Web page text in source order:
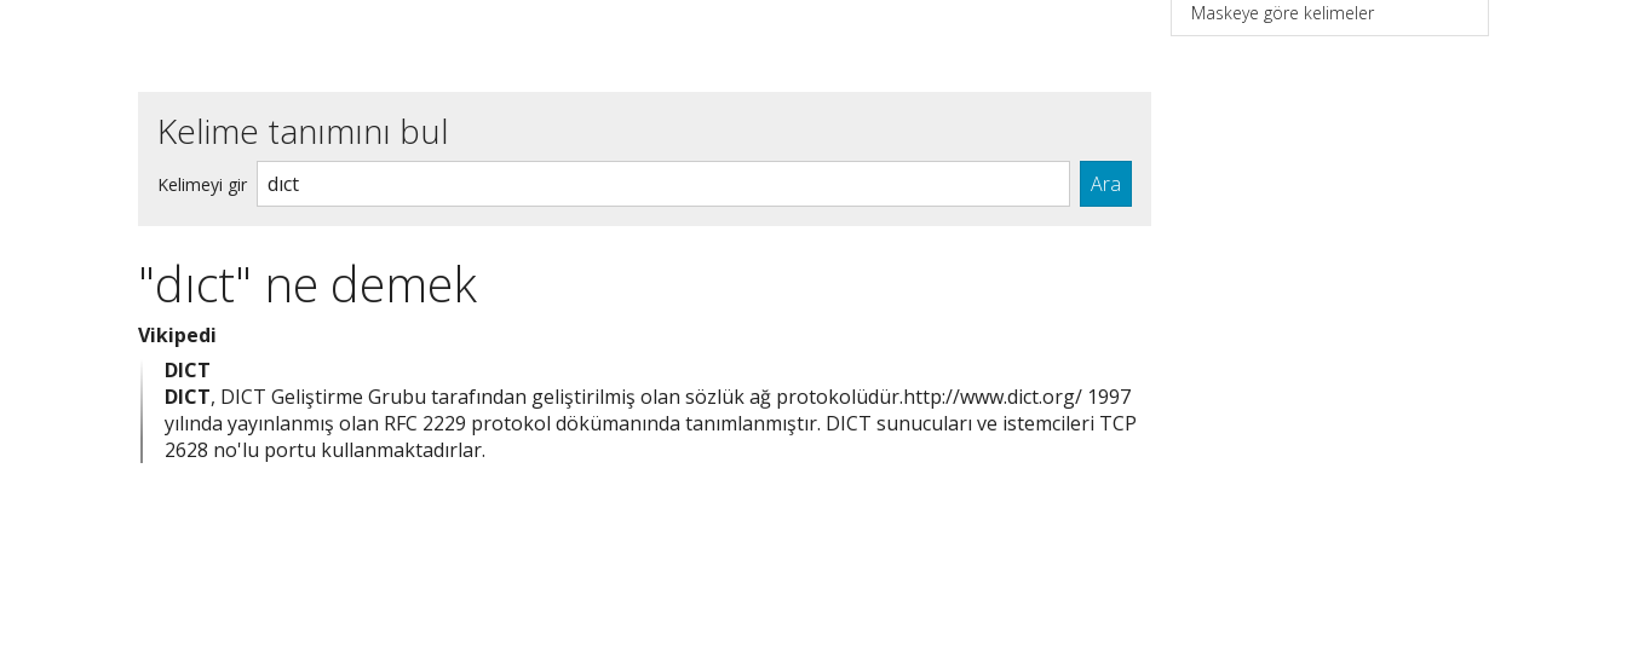
Kelime tanımını bul
Kelimeyi gir Ara
"dıct" ne demek
Vikipedi
DICT
DICT, DICT Geliştirme Grubu tarafından geliştirilmiş olan sözlük ağ protokolüdür.http://www.dict.org/ 1997
yılında yayınlanmış olan RFC 2229 protokol dökümanında tanımlanmıştır. DICT sunucuları ve istemcileri TCP
2628 no'lu portu kullanmaktadırlar.
Maskeye göre kelimeler